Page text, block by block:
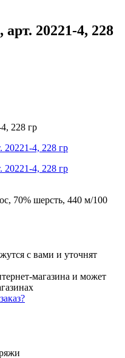
20221-4, 228
228 гр
70% шерсть, 440 м/100
с вами и уточнят
магазина и может